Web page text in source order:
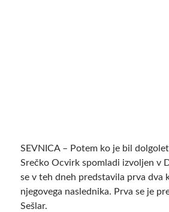
SEVNICA – Potem ko je bil
Srečko Ocvirk spomladi izvoljen v
se v teh dneh predstavila prva dva
njegovega naslednika. Prva se je
Sešlar.